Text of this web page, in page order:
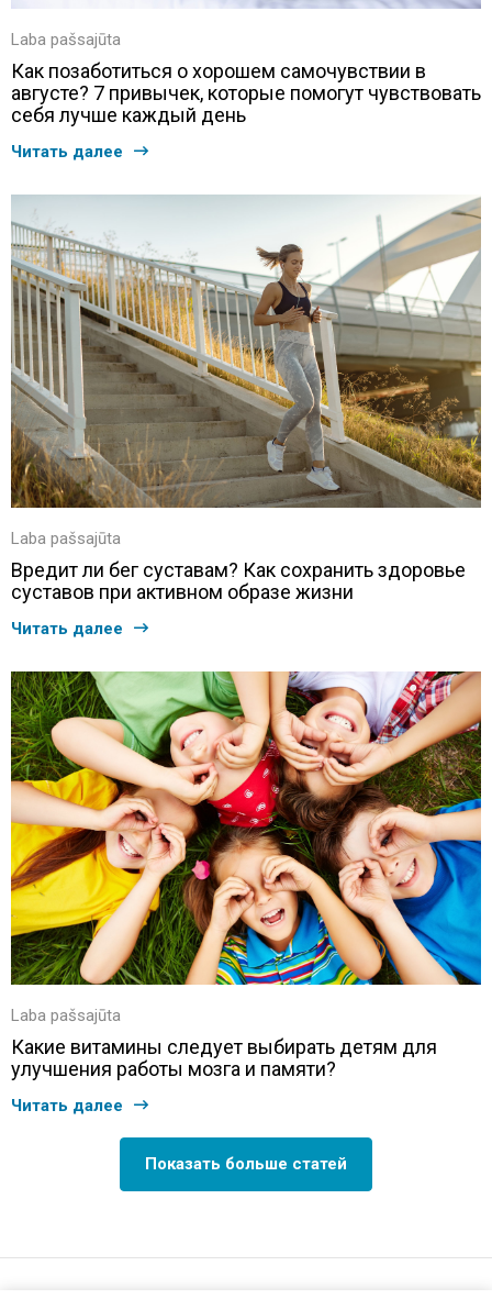
Laba pašsajūta
Как позаботиться о хорошем самочувствии в
августе? 7 привычек, которые помогут чувствовать
себя лучше каждый день
Читать далее
Laba pašsajūta
Вредит ли бег суставам? Как сохранить здоровье
суставов при активном образе жизни
Читать далее
Laba pašsajūta
Какие витамины следует выбирать детям для
улучшения работы мозга и памяти?
Читать далее
Показать больше статей